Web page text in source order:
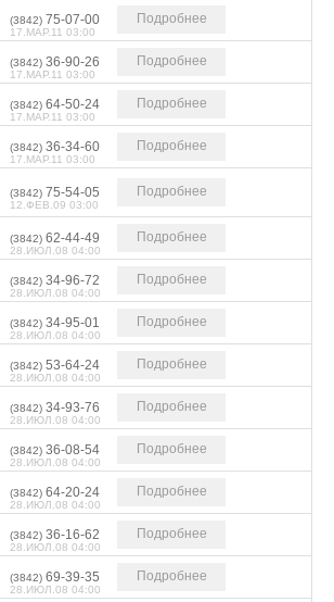
(3842) 75-07-00
17.МАР.11 03:00
Подробнее
(3842) 36-90-26
17.МАР.11 03:00
Подробнее
(3842) 64-50-24
17.МАР.11 03:00
Подробнее
(3842) 36-34-60
17.МАР.11 03:00
Подробнее
(3842) 75-54-05
12.ФЕВ.09 03:00
Подробнее
(3842) 62-44-49
28.ИЮЛ.08 04:00
Подробнее
(3842) 34-96-72
28.ИЮЛ.08 04:00
Подробнее
(3842) 34-95-01
28.ИЮЛ.08 04:00
Подробнее
(3842) 53-64-24
28.ИЮЛ.08 04:00
Подробнее
(3842) 34-93-76
28.ИЮЛ.08 04:00
Подробнее
(3842) 36-08-54
28.ИЮЛ.08 04:00
Подробнее
(3842) 64-20-24
28.ИЮЛ.08 04:00
Подробнее
(3842) 36-16-62
28.ИЮЛ.08 04:00
Подробнее
(3842) 69-39-35
28.ИЮЛ.08 04:00
Подробнее